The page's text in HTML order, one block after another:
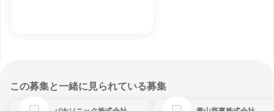
この募集と一緒に見られている募集